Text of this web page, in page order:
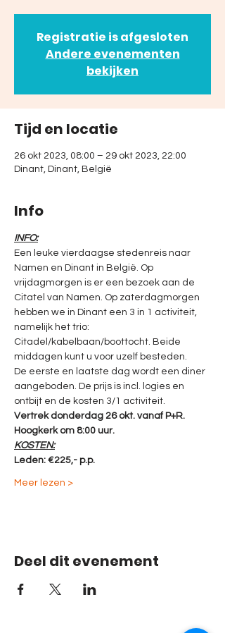
Registratie is afgesloten
Andere evenementen
bekijken
Tijd en locatie
26 okt 2023, 08:00 – 29 okt 2023, 22:00
Dinant, Dinant, België
Info
INFO:
Een leuke vierdaagse stedenreis naar
Namen en Dinant in België. Op
vrijdagmorgen is er een bezoek aan de
Citatel van Namen. Op zaterdagmorgen
hebben we in Dinant een 3 in 1 activiteit,
namelijk het trio:
Citadel/kabelbaan/boottocht. Beide
middagen kunt u voor uzelf besteden.
De eerste en laatste dag wordt een diner
aangeboden. De prijs is incl. logies en
ontbijt en de kosten 3/1 activiteit.
Vertrek donderdag 26 okt. vanaf P+R.
Hoogkerk om 8:00 uur.
KOSTEN:
Leden: €225,- p.p.
Meer lezen >
Deel dit evenement